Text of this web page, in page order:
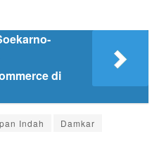
di
Indah
Damkar